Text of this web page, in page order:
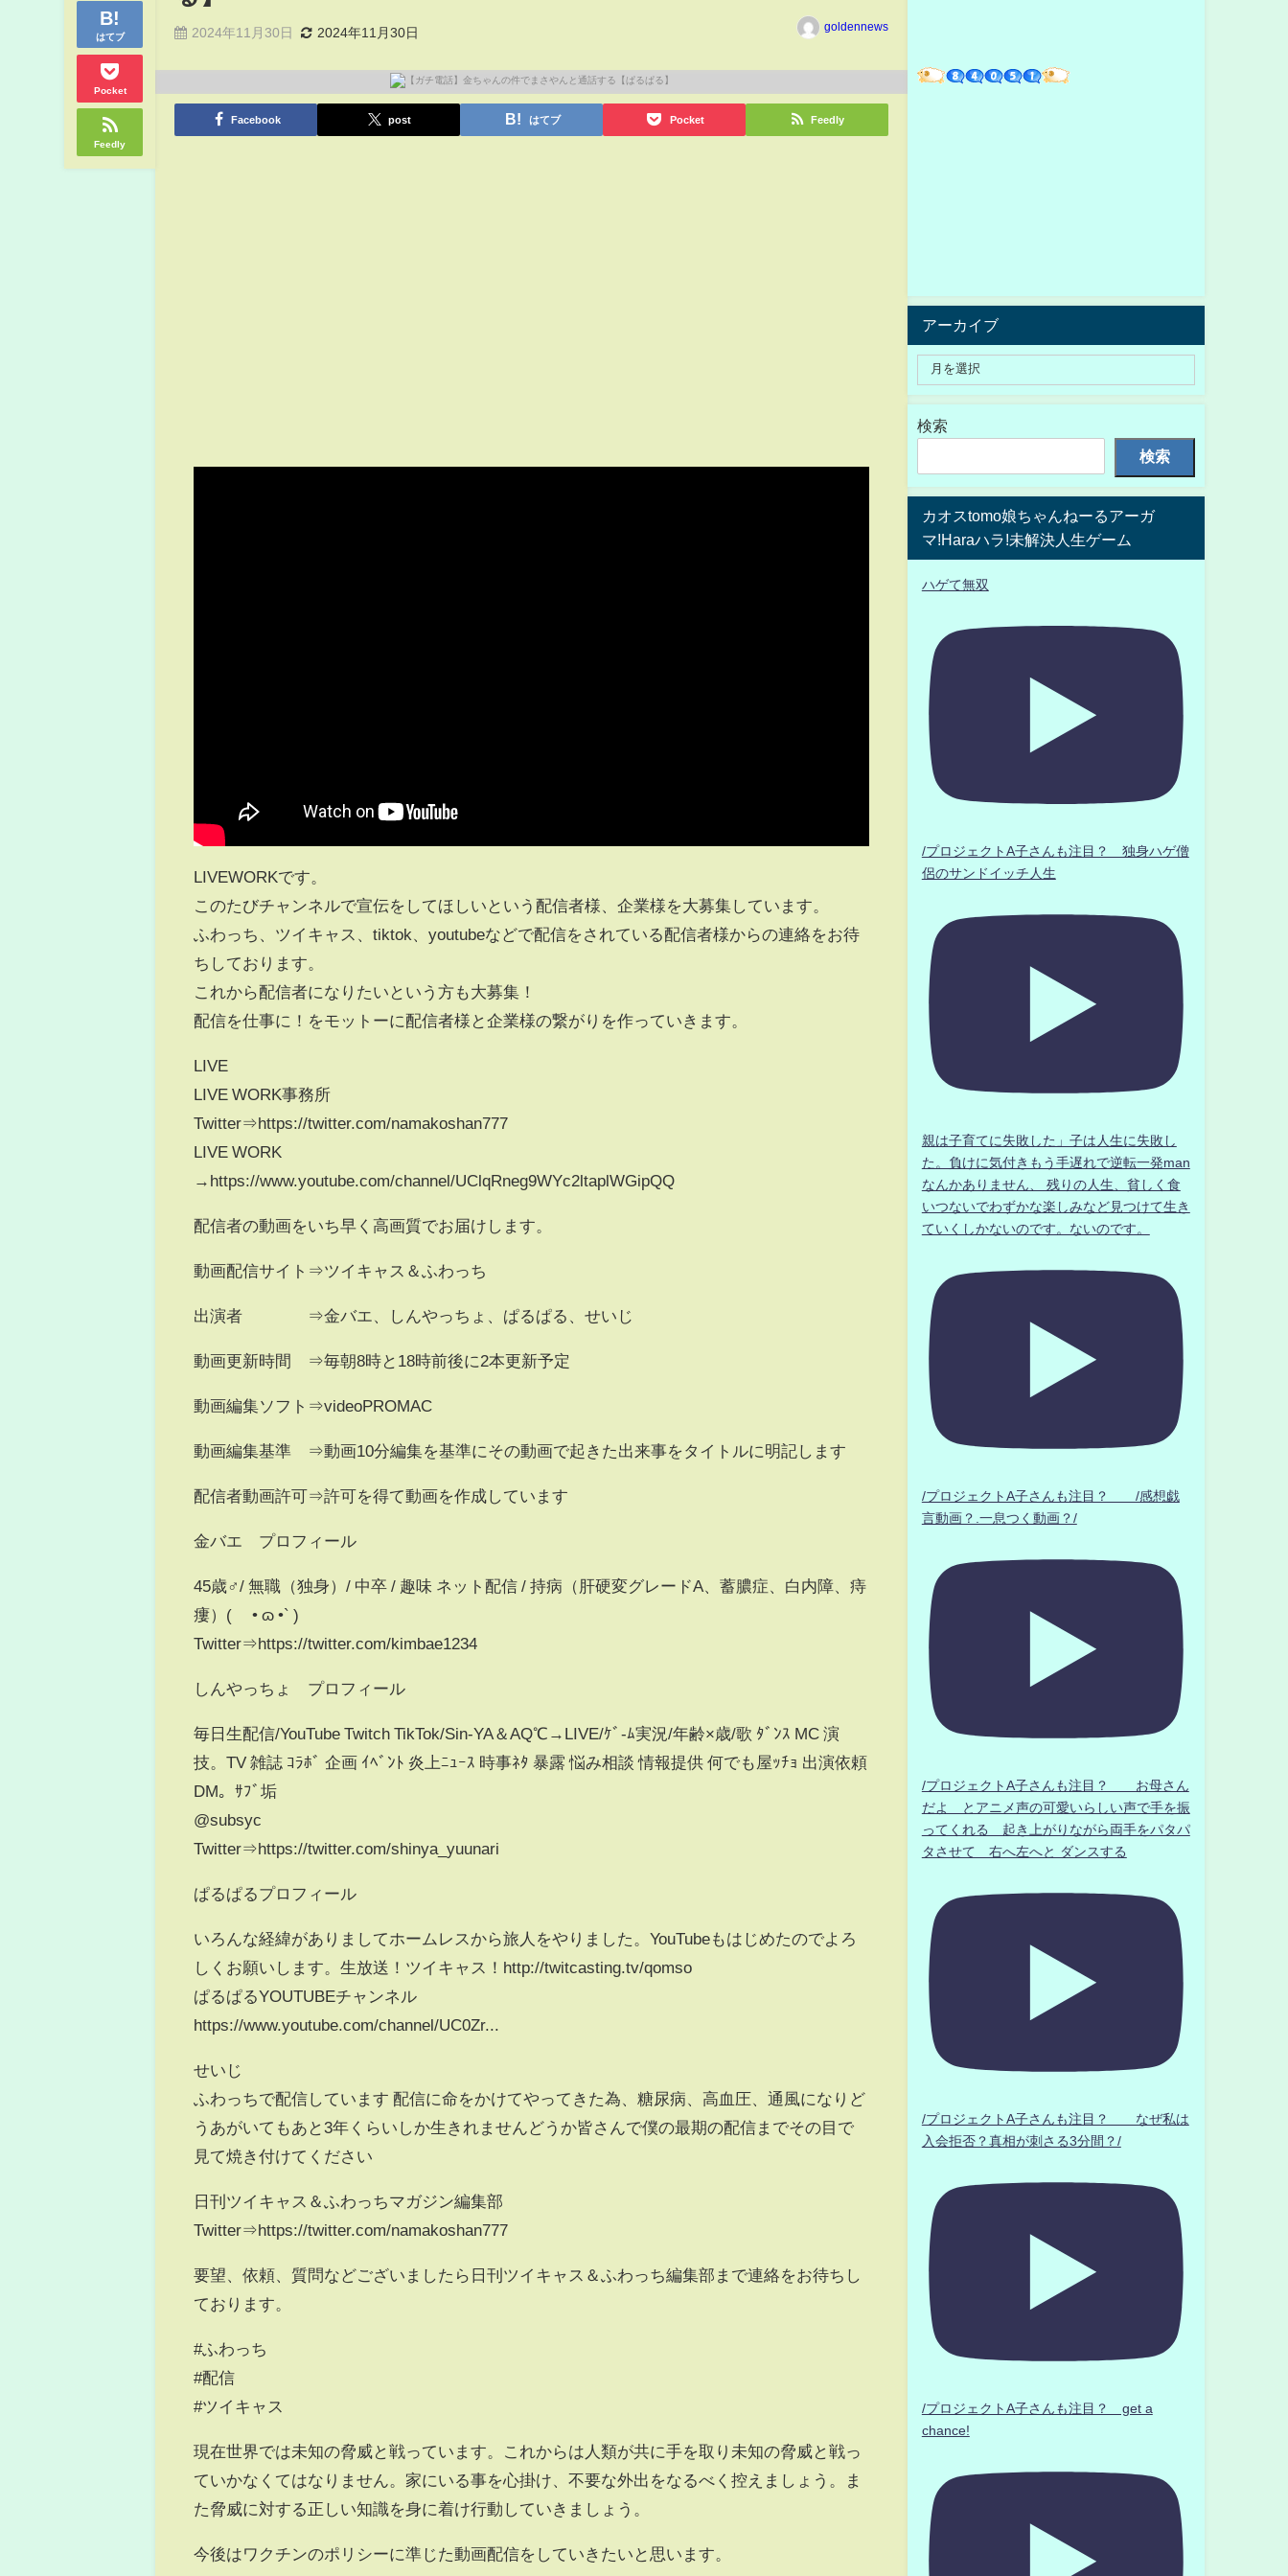
はてブ
Pocket
Feedly
2024年11月30日 2024年11月30日 goldennews
Facebook post はてブ Pocket Feedly
LIVEWORKです。
このたびチャンネルで宣伝をしてほしいという配信者様、企業様を大募集しています。
ふわっち、ツイキャス、tiktok、youtubeなどで配信をされている配信者様からの連絡をお待
ちしております。
これから配信者になりたいという方も大募集！
配信を仕事に！をモットーに配信者様と企業様の繋がりを作っていきます。
LIVE
LIVE WORK事務所
Twitter⇒https://twitter.com/namakoshan777
LIVE WORK
→https://www.youtube.com/channel/UClqRneg9WYc2ltaplWGipQQ
配信者の動画をいち早く高画質でお届けします。
動画配信サイト⇒ツイキャス＆ふわっち
出演者 ⇒金バエ、しんやっちょ、ぱるぱる、せいじ
動画更新時間 ⇒毎朝8時と18時前後に2本更新予定
動画編集ソフト⇒videoPROMAC
動画編集基準 ⇒動画10分編集を基準にその動画で起きた出来事をタイトルに明記します
配信者動画許可⇒許可を得て動画を作成しています
金バエ プロフィール
45歳♂/ 無職（独身）/ 中卒 / 趣味 ネット配信 / 持病（肝硬変グレードA、蓄膿症、白内障、痔
瘻）( ´• ɷ •` )
Twitter⇒https://twitter.com/kimbae1234
しんやっちょ プロフィール
毎日生配信/YouTube Twitch TikTok/Sin-YA＆AQ℃→LIVE/ｹﾞ-ﾑ実況/年齢×歳/歌 ﾀﾞﾝｽ MC 演
技。TV 雑誌 ｺﾗﾎﾞ 企画 ｲﾍﾞﾝﾄ 炎上ﾆｭｰｽ 時事ﾈﾀ 暴露 悩み相談 情報提供 何でも屋ｯﾁｮ 出演依頼
DM。ｻﾌﾞ垢
@subsyc
Twitter⇒https://twitter.com/shinya_yuunari
ぱるぱるプロフィール
いろんな経緯がありましてホームレスから旅人をやりました。YouTubeもはじめたのでよろ
しくお願いします。生放送！ツイキャス！http://twitcasting.tv/qomso
ぱるぱるYOUTUBEチャンネル
https://www.youtube.com/channel/UC0Zr...
せいじ
ふわっちで配信しています 配信に命をかけてやってきた為、糖尿病、高血圧、通風になりど
うあがいてもあと3年くらいしか生きれませんどうか皆さんで僕の最期の配信までその目で
見て焼き付けてください
日刊ツイキャス＆ふわっちマガジン編集部
Twitter⇒https://twitter.com/namakoshan777
要望、依頼、質問などございましたら日刊ツイキャス＆ふわっち編集部まで連絡をお待ちし
ております。
#ふわっち
#配信
#ツイキャス
現在世界では未知の脅威と戦っています。これからは人類が共に手を取り未知の脅威と戦っ
ていかなくてはなりません。家にいる事を心掛け、不要な外出をなるべく控えましょう。ま
た脅威に対する正しい知識を身に着け行動していきましょう。
今後はワクチンのポリシーに準じた動画配信をしていきたいと思います。
アーカイブ
検索
検索
カオスtomo娘ちゃんねーるアーガ
マ!Haraハラ!未解決人生ゲーム
ハゲて無双
/プロジェクトA子さんも注目？ 独身ハゲ僧
侶のサンドイッチ人生
親は子育てに失敗した」子は人生に失敗し
た。負けに気付きもう手遅れで逆転一発man
なんかありません、 残りの人生、貧しく食
いつないでわずかな楽しみなど見つけて生き
ていくしかないのです。ないのです。
/プロジェクトA子さんも注目？ /感想戯
言動画？.一息つく動画？/
/プロジェクトA子さんも注目？ お母さん
だよ とアニメ声の可愛いらしい声で手を振
ってくれる 起き上がりながら両手をパタパ
タさせて 右へ左へと ダンスする
/プロジェクトA子さんも注目？ なぜ私は
入会拒否？真相が刺さる3分間？/
/プロジェクトA子さんも注目？ get a
chance!